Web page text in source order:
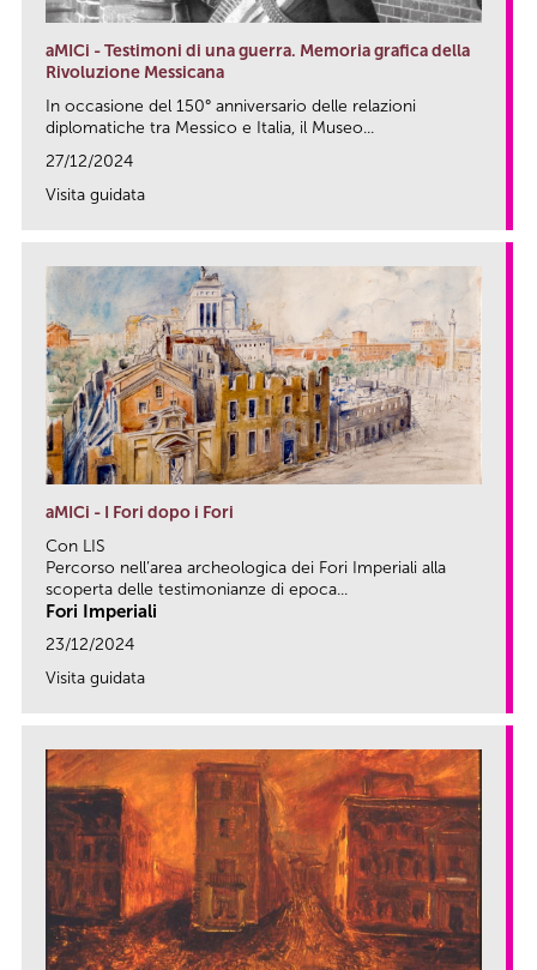
aMICi - Testimoni di una guerra. Memoria grafica della
Rivoluzione Messicana
In occasione del 150° anniversario delle relazioni
diplomatiche tra Messico e Italia, il Museo...
27/12/2024
Visita guidata
aMICi - I Fori dopo i Fori
Con LIS
Percorso nell’area archeologica dei Fori Imperiali alla
scoperta delle testimonianze di epoca...
Fori Imperiali
23/12/2024
Visita guidata